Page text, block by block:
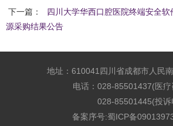
下一篇：
四川大学华西口腔医院终端安全
源采购结果公告
地址：610041四川省成都市人民
电话：028-85501437(医疗
028-85501445(投诉
备案序号:蜀ICP备